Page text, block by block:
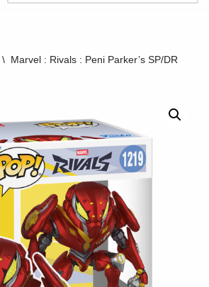
\ Marvel : Rivals : Peni Parker’s SP/DR